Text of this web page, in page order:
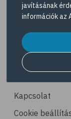
Gyöngy Patika
Nagyvállalati
Kapcsolat
Cookie
javításának
információk az